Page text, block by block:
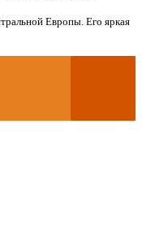
Европы. Его яркая